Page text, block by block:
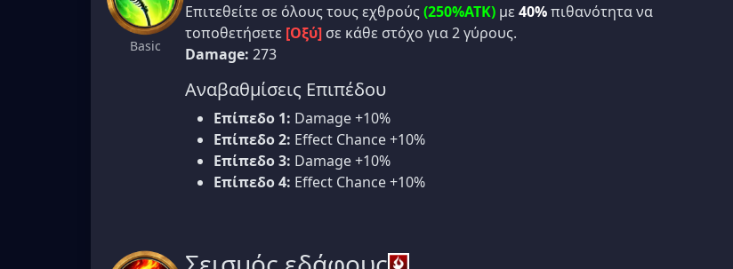
Basic
Επιτεθείτε σε όλους τους εχθρούς(250%ATK) με 40%πιθανότητα να
τοποθετήσετε [Οξύ] σε κάθε στόχο για 2 γύρους.
Damage: 273
Αναβαθμίσεις Επιπέδου
Επίπεδο 1: Damage +10%
Επίπεδο 2: Effect Chance +10%
Επίπεδο 3: Damage +10%
Επίπεδο 4: Effect Chance +10%